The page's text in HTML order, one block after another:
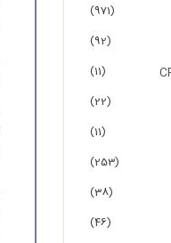
(971)
(92)
(11)
(22)
(11)
(253)
(38)
(46)